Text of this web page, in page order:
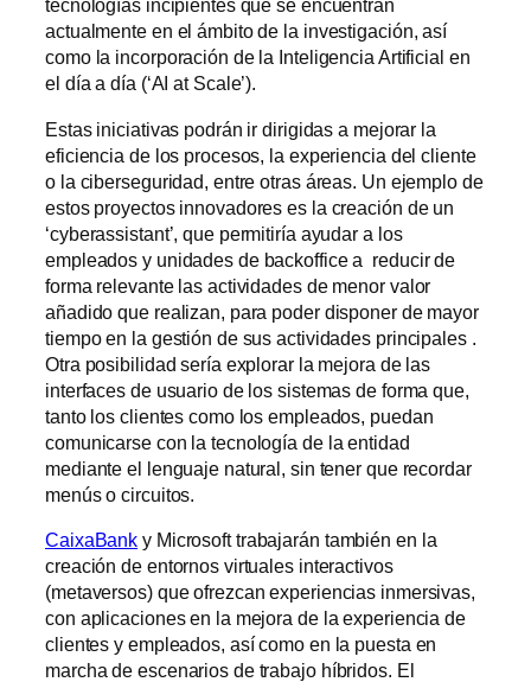
tecnologías incipientes que se encuentran
actualmente en el ámbito de la investigación, así
como la incorporación de la Inteligencia Artificial en
el día a día (‘AI at Scale’).
Estas iniciativas podrán ir dirigidas a mejorar la
eficiencia de los procesos, la experiencia del cliente
o la ciberseguridad, entre otras áreas. Un ejemplo de
estos proyectos innovadores es la creación de un
‘cyberassistant’, que permitiría ayudar a los
empleados y unidades de backoffice a reducir de
forma relevante las actividades de menor valor
añadido que realizan, para poder disponer de mayor
tiempo en la gestión de sus actividades principales .
Otra posibilidad sería explorar la mejora de las
interfaces de usuario de los sistemas de forma que,
tanto los clientes como los empleados, puedan
comunicarse con la tecnología de la entidad
mediante el lenguaje natural, sin tener que recordar
menús o circuitos.
CaixaBank y Microsoft trabajarán también en la
creación de entornos virtuales interactivos
(metaversos) que ofrezcan experiencias inmersivas,
con aplicaciones en la mejora de la experiencia de
clientes y empleados, así como en la puesta en
marcha de escenarios de trabajo híbridos. El